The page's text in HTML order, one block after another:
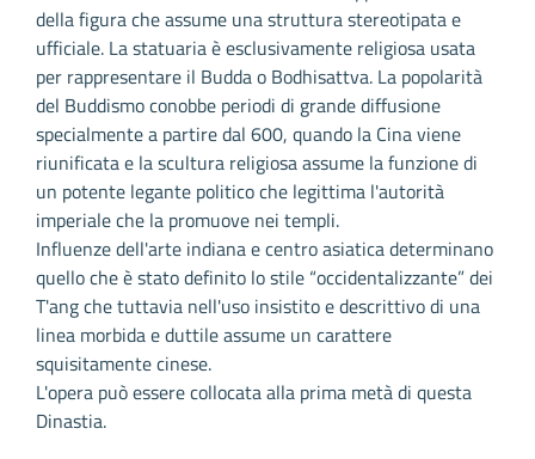
della figura che assume una struttura stereotipata e
ufficiale. La statuaria è esclusivamente religiosa usata
per rappresentare il Budda o Bodhisattva. La popolarità
del Buddismo conobbe periodi di grande diffusione
specialmente a partire dal 600, quando la Cina viene
riunificata e la scultura religiosa assume la funzione di
un potente legante politico che legittima l'autorità
imperiale che la promuove nei templi.
Influenze dell'arte indiana e centro asiatica determinano
quello che è stato definito lo stile “occidentalizzante” dei
T'ang che tuttavia nell'uso insistito e descrittivo di una
linea morbida e duttile assume un carattere
squisitamente cinese.
L'opera può essere collocata alla prima metà di questa
Dinastia.